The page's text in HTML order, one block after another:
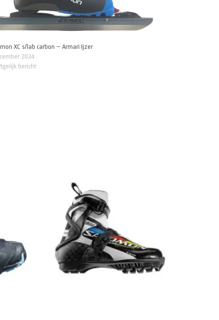
XC s/lab carbon – Armari Ijzer
2024
bericht